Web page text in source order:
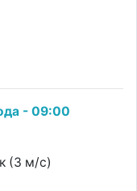
- 09:00
(3 м/с)